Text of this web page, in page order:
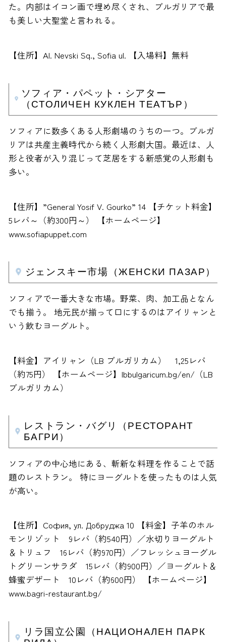
た。内部はイコン画で埋め尽くされ、ブルガリアで最
も美しい大聖堂と言われる。
【住所】Al. Nevski Sq., Sofia ul. 【入場料】無料
ソフィア・パペット・シアター
（СТОЛИЧЕН КУКЛЕН ТЕАТЪР）
ソフィアに数多くある人形劇場のうちの一つ。ブルガ
リアは共産主義時代から続く人形劇大国。最近は、人
形と役者が入り混じって芝居をする新感覚の人形劇も
多い。
【住所】”General Yosif V. Gourko” 14 【チケット料金】
5レバ～（約300円～） 【ホームページ】
www.sofiapuppet.com
ジェンスキー市場（ЖЕНСКИ ПАЗАР）
ソフィアで一番大きな市場。野菜、肉、加工品となん
でも揃う。 地元民が揃って口にするのはアイリャンと
いう飲むヨーグルト。
【料金】アイリャン（LB ブルガリカム） 1,25レバ
（約75円） 【ホームページ】lbbulgaricum.bg/en/（LB
ブルガリカム）
レストラン・バグリ（РЕСТОРАНТ
БАГРИ）
ソフィアの中心地にある、斬新な料理を作ることで話
題のレストラン。 特にヨーグルトを使ったものは人気
が高い。
【住所】София, ул. Добруджа 10 【料金】子羊のホル
モンリゾット 9レバ（約540円）／水切りヨーグルト
＆トリュフ 16レバ（約970円）／フレッシュヨーグル
トグリーンサラダ 15レバ（約900円）／ヨーグルト＆
蜂蜜デザート 10レバ（約600円） 【ホームページ】
www.bagri-restaurant.bg/
リラ国立公園（НАЦИОНАЛЕН ПАРК